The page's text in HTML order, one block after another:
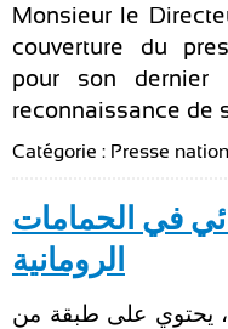
Monsieur le
couverture du
pour son
reconnaissance de
Catégorie : Presse
في الحمامات
الرومانية
يحتوي على طبقة من